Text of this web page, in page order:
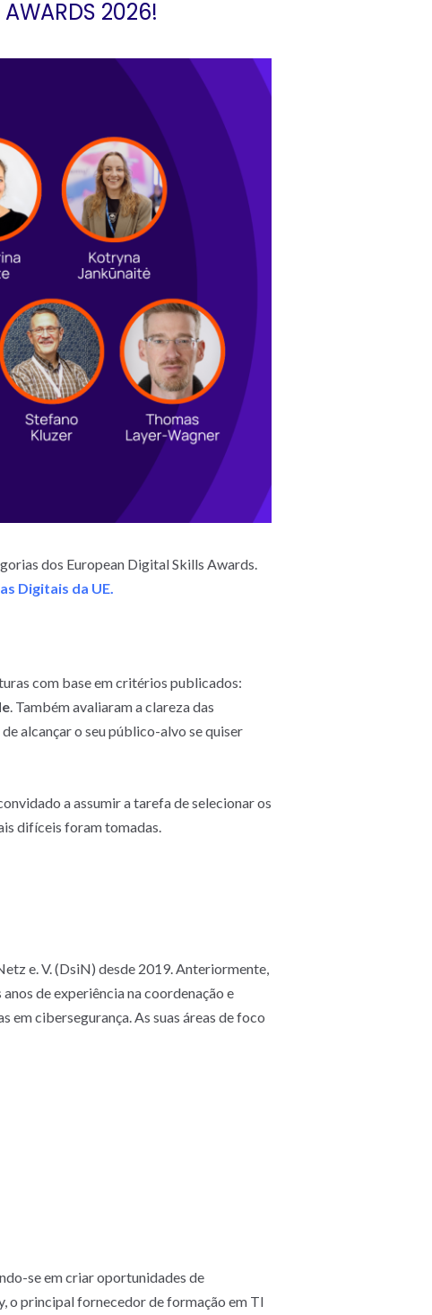
AWARDS 2026!
dos European Digital Skills Awards.
Digitais da UE.
com base em critérios publicados:
. Também avaliaram a clareza das
alcançar o seu público-alvo se quiser
a assumir a tarefa de selecionar os
difíceis foram tomadas.
e. V. (DsiN) desde 2019. Anteriormente,
de experiência na coordenação e
cibersegurança. As suas áreas de foco
se em criar oportunidades de
o principal fornecedor de formação em TI